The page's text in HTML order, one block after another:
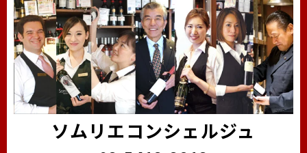
ソムリエコンシェルジュ